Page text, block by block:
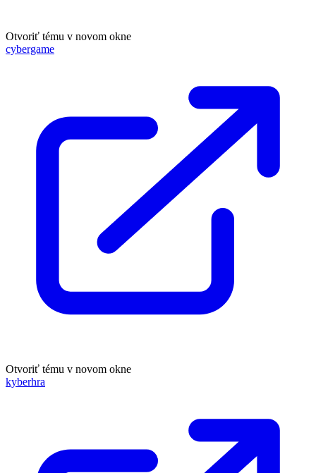
Otvoriť tému v novom okne
cybergame
Otvoriť tému v novom okne
kyberhra